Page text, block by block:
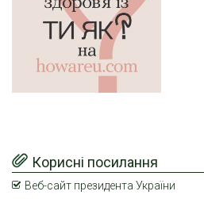
Корисні посилання
Веб-сайт президента України